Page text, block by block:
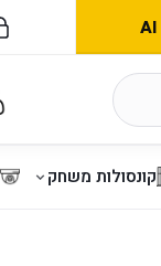
קונסולות משחק